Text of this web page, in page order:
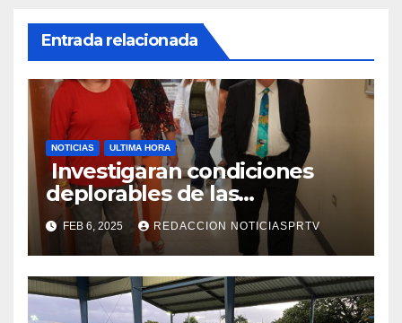
Entrada relacionada
NOTICIAS ULTIMA HORA
Investigaran condiciones
deplorables de las
facilidades el Departamento
de la Salud en Mayagüez
FEB 6, 2025 REDACCION NOTICIASPRTV